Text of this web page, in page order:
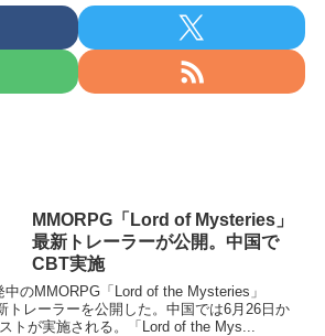
MMORPG「Lord of Mysteries」
最新トレーラーが公開。中国で
CBT実施
のMMORPG「Lord of the Mysteries」
トレーラーを公開した。中国では6月26日か
トが実施される。「Lord of the Mys...